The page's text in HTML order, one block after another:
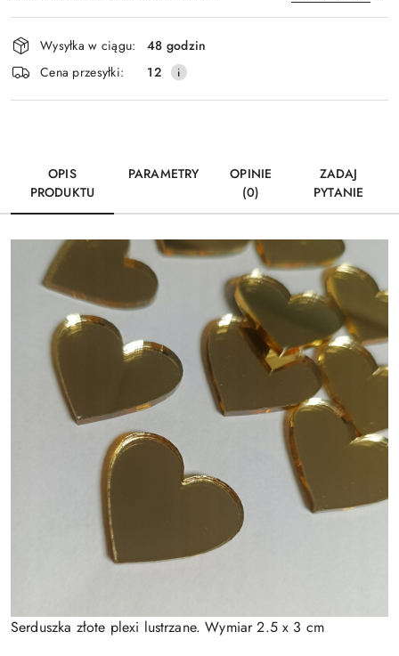
Wyślij
Dostępność
i
dostawa
Wysyłka w ciągu:
48 godzin
Cena przesyłki:
12
OPIS
PRODUKTU
PARAMETRY
OPINIE
(0)
ZADAJ
PYTANIE
Serduszka złote plexi lustrzane. Wymiar 2.5 x 3 cm